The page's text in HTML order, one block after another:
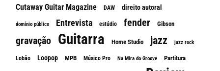
Cutaway Guitar Magazine DAW direito autoral
domínio público Entrevista estúdio fender Gibson
gravação Guitarra Home Studio jazz jazz rock
Lobão Loopop MPB Músico Pro Na Mira do Groove Partitura